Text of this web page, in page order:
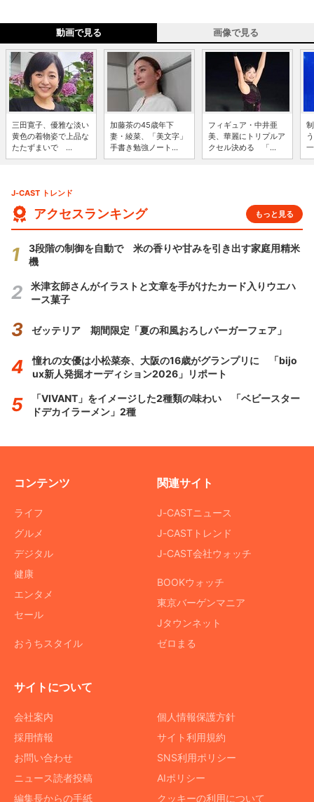
動画で見る 画像で見る
三田寛子、優雅な淡い
黄色の着物姿で上品な
たたずまいで ...
加藤茶の45歳年下
妻・綾菜、「美文字」
手書き勉強ノート...
フィギュア・中井亜
美、華麗にトリプルア
クセル決める 「...
J-CAST トレンド
アクセスランキング もっと見る
3段階の制御を自動で 米の香りや甘みを引き出す家庭用精米
機
米津玄師さんがイラストと文章を手がけたカード入りウエハ
ース菓子
ゼッテリア 期間限定「夏の和風おろしバーガーフェア」
憧れの女優は小松菜奈、大阪の16歳がグランプリに 「bijo
ux新人発掘オーディション2026」リポート
「VIVANT」をイメージした2種類の味わい 「ベビースター
ドデカイラーメン」2種
コンテンツ
ライフ
グルメ
デジタル
健康
エンタメ
セール
おうちスタイル
関連サイト
J-CASTニュース
J-CASTトレンド
J-CAST会社ウォッチ
BOOKウォッチ
東京バーゲンマニア
Jタウンネット
ゼロまる
サイトについて
会社案内
採用情報
お問い合わせ
ニュース読者投稿
編集長からの手紙
個人情報保護方針
サイト利用規約
SNS利用ポリシー
AIポリシー
クッキーの利用について